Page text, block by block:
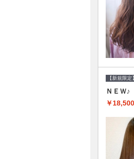
【新規限定】
ＮＥＷ♪
￥18,500